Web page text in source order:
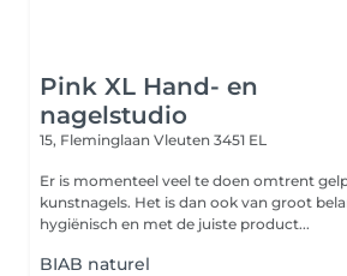
Pink XL Hand- en
nagelstudio
15, Fleminglaan Vleuten 3451 EL
Er is momenteel veel te doen omtrent
kunstnagels. Het is dan ook van groot
hygiënisch en met de juiste product...
BIAB naturel